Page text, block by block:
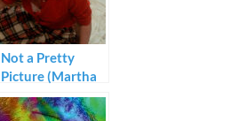
Not a Pretty
Picture (Martha
Coolidge)